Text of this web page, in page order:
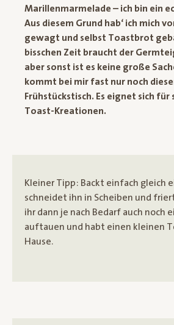
Marillenmarmelade – ich bin ein
Aus diesem Grund hab‘ ich mich
gewagt und selbst Toastbrot
bisschen Zeit braucht der
aber sonst ist es keine große
kommt bei mir fast nur noch
Frühstückstisch. Es eignet sich für
Toast-Kreationen.
Kleiner Tipp: Backt einfach gleich
schneidet ihn in Scheiben und
ihr dann je nach Bedarf auch noch
auftauen und habt einen kleinen
Hause.